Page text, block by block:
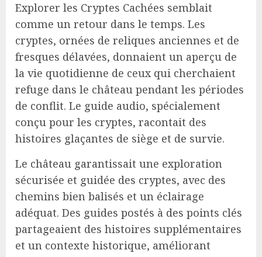
Explorer les Cryptes Cachées semblait
comme un retour dans le temps. Les
cryptes, ornées de reliques anciennes et de
fresques délavées, donnaient un aperçu de
la vie quotidienne de ceux qui cherchaient
refuge dans le château pendant les périodes
de conflit. Le guide audio, spécialement
conçu pour les cryptes, racontait des
histoires glaçantes de siège et de survie.
Le château garantissait une exploration
sécurisée et guidée des cryptes, avec des
chemins bien balisés et un éclairage
adéquat. Des guides postés à des points clés
partageaient des histoires supplémentaires
et un contexte historique, améliorant